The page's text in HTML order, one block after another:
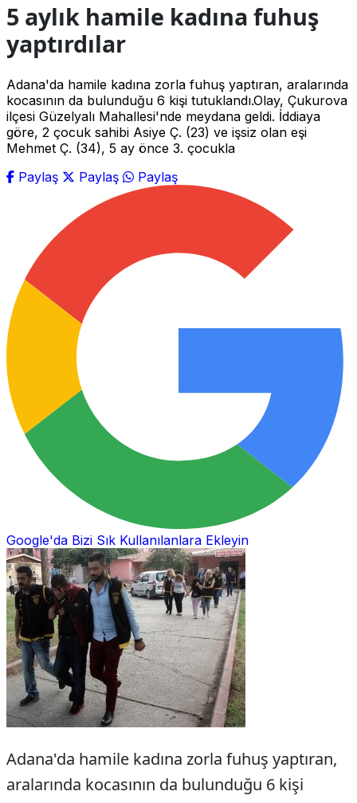
5 aylık hamile kadına fuhuş
yaptırdılar
Adana'da hamile kadına zorla fuhuş yaptıran, aralarında
kocasının da bulunduğu 6 kişi tutuklandı.Olay, Çukurova
ilçesi Güzelyalı Mahallesi'nde meydana geldi. İddiaya
göre, 2 çocuk sahibi Asiye Ç. (23) ve işsiz olan eşi
Mehmet Ç. (34), 5 ay önce 3. çocukla
Paylaş
Paylaş Paylaş
Google'da Bizi Sık Kullanılanlara Ekleyin
Adana'da hamile kadına zorla fuhuş yaptıran,
aralarında kocasının da bulunduğu 6 kişi